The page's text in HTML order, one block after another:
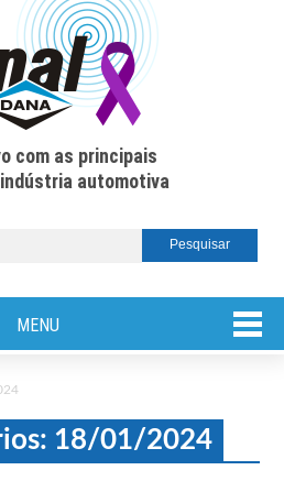
com as principais
automotiva
MENU
18/01/2024